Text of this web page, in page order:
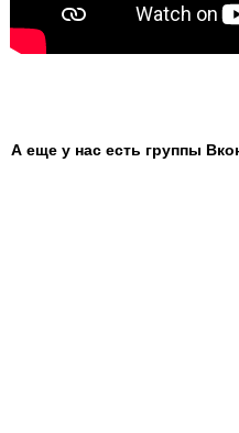
А еще у нас есть группы